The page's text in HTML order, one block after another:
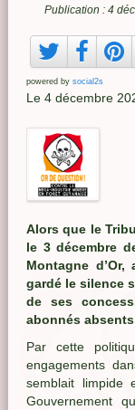
Publication : 4
powered by social2s
Le 4 décembre
Alors que le
le 3 décembre
Montagne
gardé le silence
de ses
abonnés
Par cette
engagements
semblait limpide
Gouvernement